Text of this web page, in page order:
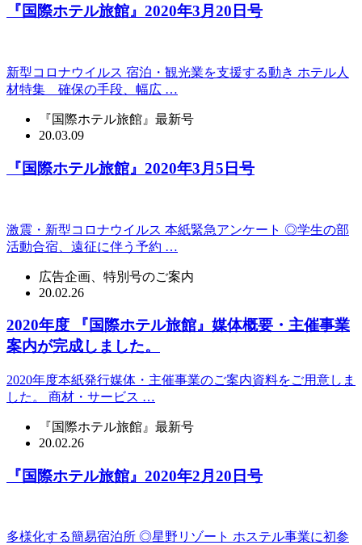
『国際ホテル旅館』2020年3月20日号
新型コロナウイルス 宿泊・観光業を支援する動き ホテル人
材特集 確保の手段、幅広 …
『国際ホテル旅館』最新号
20.03.09
『国際ホテル旅館』2020年3月5日号
激震・新型コロナウイルス 本紙緊急アンケート ◎学生の部
活動合宿、遠征に伴う予約 …
広告企画、特別号のご案内
20.02.26
2020年度 『国際ホテル旅館』媒体概要・主催事業
案内が完成しました。
2020年度本紙発行媒体・主催事業のご案内資料をご用意しま
した。 商材・サービス …
『国際ホテル旅館』最新号
20.02.26
『国際ホテル旅館』2020年2月20日号
多様化する簡易宿泊所 ◎星野リゾート ホステル事業に初参